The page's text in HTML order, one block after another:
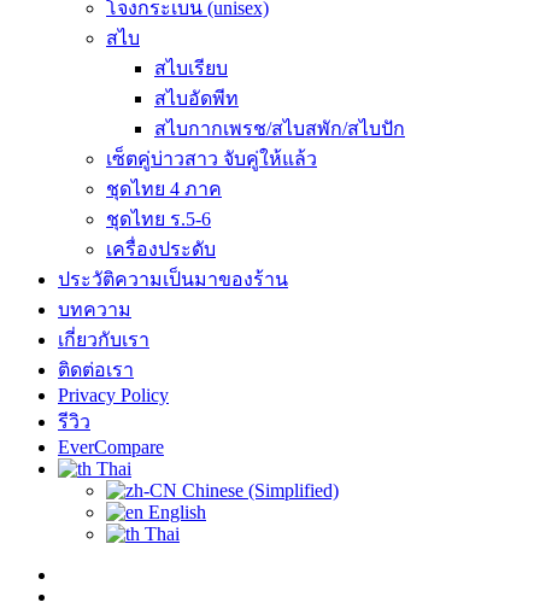
โจงกระเบน (unisex)
สไบ
สไบเรียบ
สไบอัดพีท
สไบกากเพรช/สไบสพัก/สไบปัก
เซ็ตคู่บ่าวสาว จับคู่ให้แล้ว
ชุดไทย 4 ภาค
ชุดไทย ร.5-6
เครื่องประดับ
ประวัติความเป็นมาของร้าน
บทความ
เกี่ยวกับเรา
ติดต่อเรา
Privacy Policy
รีวิว
EverCompare
Thai
Chinese (Simplified)
English
Thai